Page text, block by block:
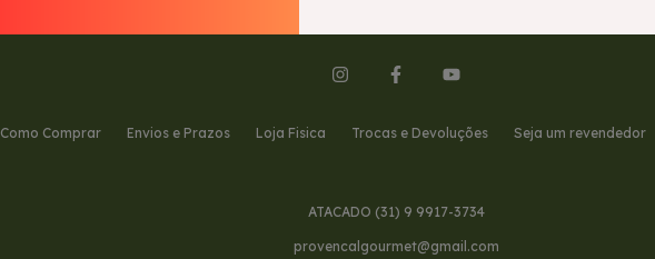
Como Comprar Envios e Prazos Loja Fisica Trocas e Devoluções Seja um revendedor
ATACADO (31) 9 9917-3734
provencalgourmet@gmail.com